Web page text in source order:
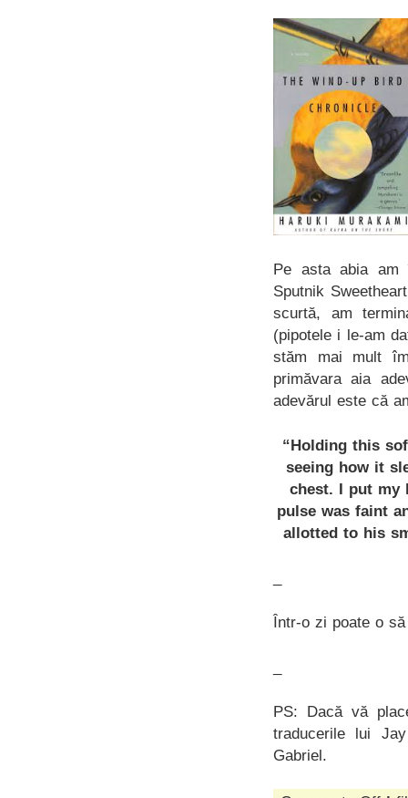
Pe asta abia am
Sputnik
scurtă, am
(pipotele i le-am
stăm mai mult
primăvara aia
adevărul este că
“Holding this
seeing how it
chest. I put my
pulse was faint
allotted to his
Într-o zi poate o
PS: Dacă vă
traducerile lui
Gabriel.